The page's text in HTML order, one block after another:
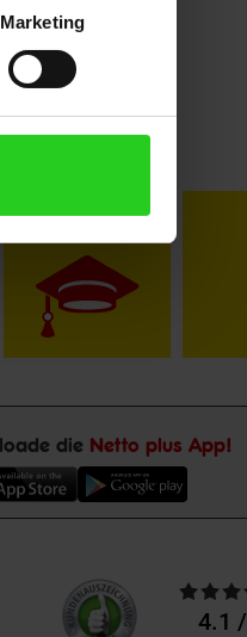
Marketing
Karriere
die Netto plus App!
Unsere
Kundenbewertungen
Bewertungen
4.1